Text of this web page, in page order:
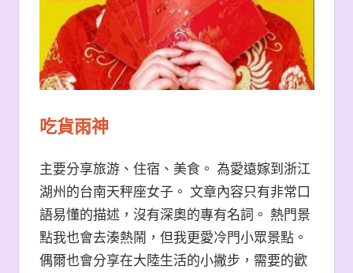
吃貨雨神
主要分享旅游、住宿、美食。 為愛遠嫁到浙江
湖州的台南天秤座女子。 文章內容只有非常口
語易懂的描述，沒有深奧的專有名詞。 熱門景
點我也會去湊熱鬧，但我更愛冷門小眾景點。
偶爾也會分享在大陸生活的小撇步，需要的歡